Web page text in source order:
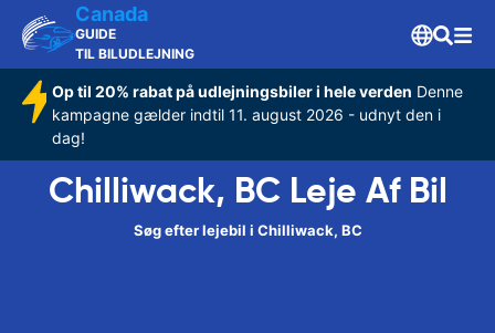
Canada
GUIDE
TIL BILUDLEJNING
Op til 20% rabat på udlejningsbiler i hele verden Denne
kampagne gælder indtil 11. august 2026 - udnyt den i
dag!
Chilliwack, BC Leje Af Bil
Søg efter lejebil i Chilliwack, BC